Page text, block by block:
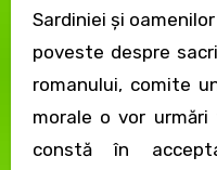
Sardiniei și
poveste despre
romanului, comite
morale o vor
constă în